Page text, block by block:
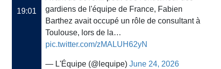
19:01
gardiens de l'équipe de France, Fabien
Barthez avait occupé un rôle de consultant à
Toulouse, lors de la…
pic.twitter.com/zMALUH62yN
— L'Équipe (@lequipe) June 24, 2026